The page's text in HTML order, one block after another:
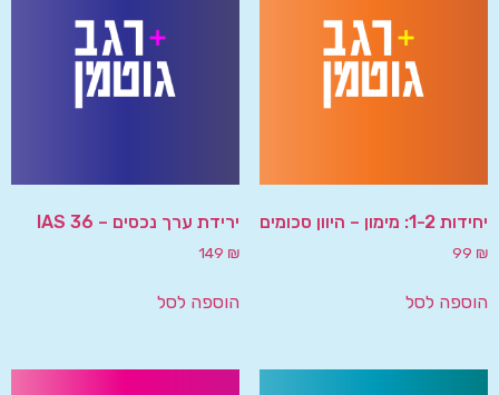
יחידות 1-2: מימון – היוון סכומים
99 ₪
הוספה לסל
ירידת ערך נכסים – IAS 36
149 ₪
הוספה לסל